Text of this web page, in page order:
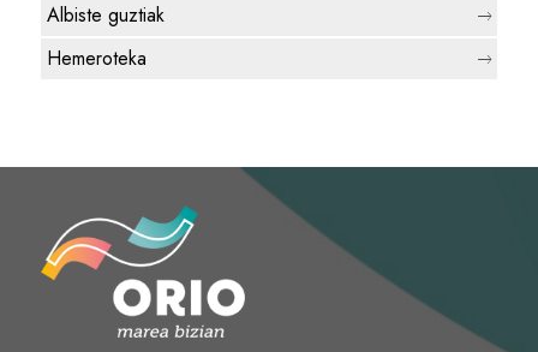
Albiste guztiak
Hemeroteka